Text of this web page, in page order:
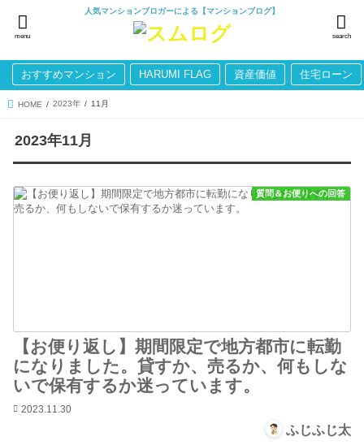
人気マンションブロガーによる【マンションブログ】
search
menu
おすすめマンション HARUMI FLAG 資産価値 住宅ローン
HOME 2023年 11月
2023年11月
質問＆お便りへの回答
【お便り返し】期間限定で地方都市に転勤
になりました。貸すか、売るか、何もしな
いで保有するか迷っています。
2023.11.30
ふじふじ太